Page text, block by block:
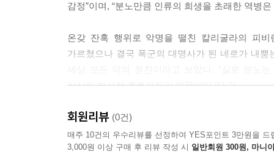
감정”이며, “분노만큼 인류의 희생을 초래한 역병
온갖 잔혹 행위로 악명을 떨친 칼리굴라의 피
가르쳤으나 결국 폭군의 대명사가 된 네로가 내
산산이 부서져 흐트러지기 때문이다.”(1.1)
“너의 분노는 일종의 광기다.
별 것 아닌 일에 엄청난 가치를 부여하기 때문이다
회원리뷰 (0건)
매주 10건의 우수리뷰를 선정하여 YES포인트 3만원을 드
3,000원 이상 구매 후 리뷰 작성 시 일반회원 300원, 마니